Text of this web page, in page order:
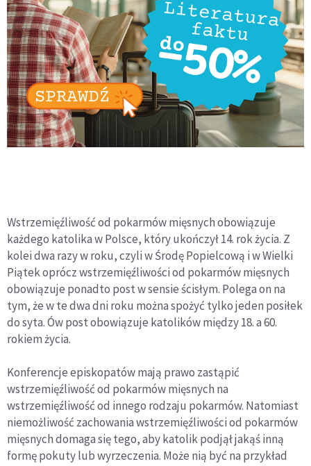
Wstrzemięźliwość od pokarmów mięsnych obowiązuje
każdego katolika w Polsce, który ukończył 14. rok życia. Z
kolei dwa razy w roku, czyli w Środę Popielcową i w Wielki
Piątek oprócz wstrzemięźliwości od pokarmów mięsnych
obowiązuje ponadto post w sensie ścisłym. Polega on na
tym, że w te dwa dni roku można spożyć tylko jeden posiłek
do syta. Ów post obowiązuje katolików między 18. a 60.
rokiem życia.
Konferencje episkopatów mają prawo zastąpić
wstrzemięźliwość od pokarmów mięsnych na
wstrzemięźliwość od innego rodzaju pokarmów. Natomiast
niemożliwość zachowania wstrzemięźliwości od pokarmów
mięsnych domaga się tego, aby katolik podjął jakąś inną
formę pokuty lub wyrzeczenia. Może nią być na przykład